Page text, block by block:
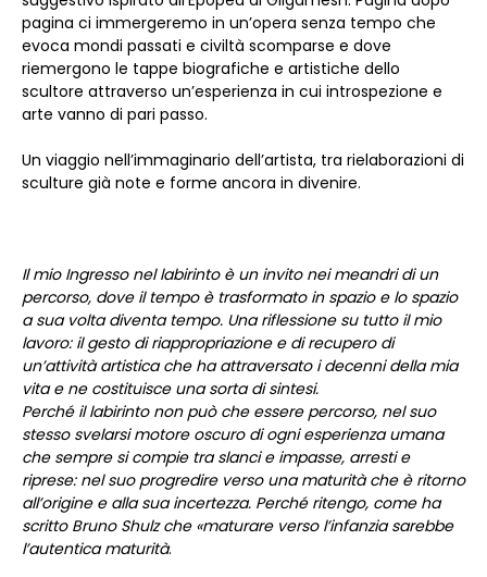
pagina ci immergeremo in un’opera senza tempo che
evoca mondi passati e civiltà scomparse e dove
riemergono le tappe biografiche e artistiche dello
scultore attraverso un’esperienza in cui introspezione e
arte vanno di pari passo.
Un viaggio nell’immaginario dell’artista, tra rielaborazioni di
sculture già note e forme ancora in divenire.
Il mio Ingresso nel labirinto è un invito nei meandri di un
percorso, dove il tempo è trasformato in spazio e lo spazio
a sua volta diventa tempo. Una riflessione su tutto il mio
lavoro: il gesto di riappropriazione e di recupero di
un’attività artistica che ha attraversato i decenni della mia
vita e ne costituisce una sorta di sintesi.
Perché il labirinto non può che essere percorso, nel suo
stesso svelarsi motore oscuro di ogni esperienza umana
che sempre si compie tra slanci e impasse, arresti e
riprese: nel suo progredire verso una maturità che è ritorno
all’origine e alla sua incertezza. Perché ritengo, come ha
scritto Bruno Shulz che «maturare verso l’infanzia sarebbe
l’autentica maturità.